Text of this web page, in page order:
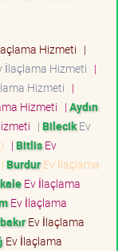
Hizmeti |
İlaçlama Hizmeti |
Hizmeti |
Hizmeti | Aydın
| BilecikEv
| BitlisEv
| BurdurEv İlaçlama
Ev İlaçlama
Ev İlaçlama
Ev İlaçlama
Ev İlaçlama